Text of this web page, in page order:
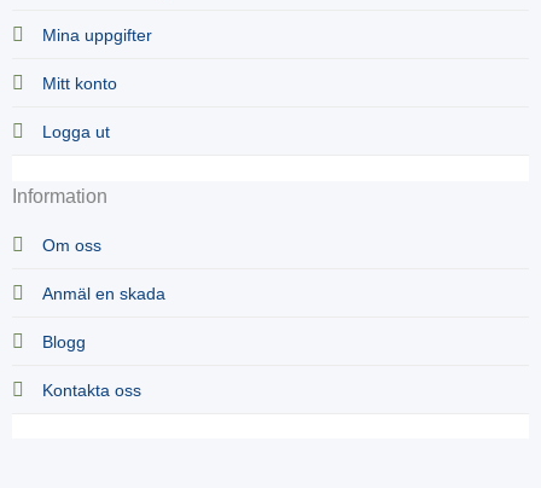
Mina uppgifter
Mitt konto
Logga ut
Information
Om oss
Anmäl en skada
Blogg
Kontakta oss